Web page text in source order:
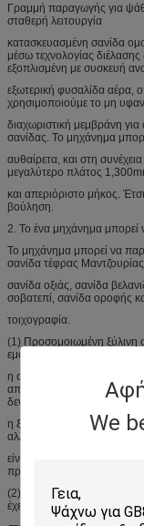
We
Γραμμή παραγωγής για
σταθερή λειτουργία
κατασκευασμένη σανίδα
μέσω τεχνολογίας
εξοπλισμένη με συσκευή
εξωτερική φυσαλίδα αέρα,
χρησιμοποιούμε το μη
διαχωριστική μεμβράνη
σανίδας. Το μηχάνημα
αυθαίρετα, και στη
μεγαλύτερο πλάτος
και απεριόριστο μήκος.
βούληση.
2. Το ένα μηχάνημα μπορεί
Το μηχάνημα μπορεί να
σανίδα τέφρας
σανίδα οξιάς, σανίδα
σοβατεπί, σανίδα οροφής
τοιχογραφία.
(1) Προσομοιωμένη ξύλινη
εμφάνισή της είναι ίδια με
η σανίδα και το
απόδοσης προς τιμή είναι
δεν έχει μόνο τα
η ξύλινη σανίδα έχει,
αλλά και δεν χρειάζεται
είναι πράσινο φιλικό προς
προσομοίωσης οξιάς,
(2) Ανυψωμένη πόρτα
έχει τέτοια